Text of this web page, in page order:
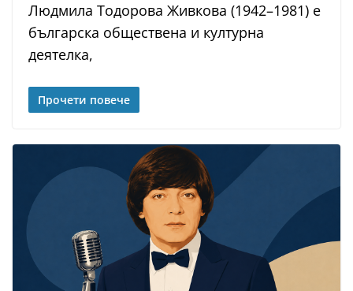
Людмила Тодорова Живкова (1942–1981) е
българска обществена и културна
деятелка,
Прочети повече